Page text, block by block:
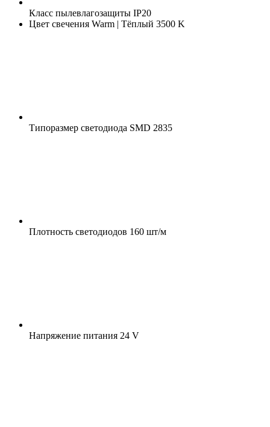
Класс пылевлагозащиты IP20
Цвет свечения Warm | Тёплый 3500 K
Типоразмер светодиода SMD 2835
Плотность светодиодов 160 шт/м
Напряжение питания 24 V